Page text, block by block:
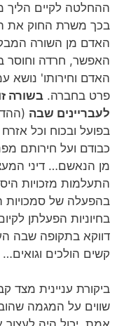
ההחלטה לקיים הליך
בכך משרת החוק את
האדם מן השורה
האפשר, חרדה וחוסר
האדם וחירותו' נושא
פרט בחברה. בשורה
לעבריינים שבה
בפועל ובכוח וכל
כבודם ועל חירותם
מן הנאשם… דיני
התעלמות מזכויות
בהפעלה של
בחיוניות הפעלתן
דווקא בתקופה שבה
קשים הולכים וגואים… (דנ"פ
ביקורת עניינית מצד
שווים על המגמה